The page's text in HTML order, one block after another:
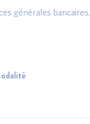
générales bancaires.